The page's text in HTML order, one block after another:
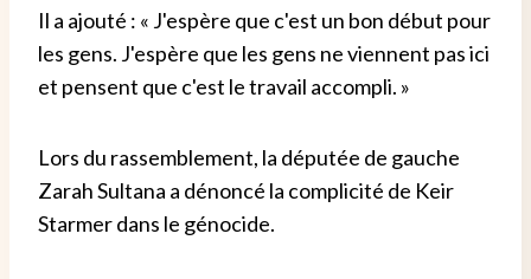
Il a ajouté : « J'espère que c'est un bon début pour
les gens. J'espère que les gens ne viennent pas ici
et pensent que c'est le travail accompli. »
Lors du rassemblement, la députée de gauche
Zarah Sultana a dénoncé la complicité de Keir
Starmer dans le génocide.